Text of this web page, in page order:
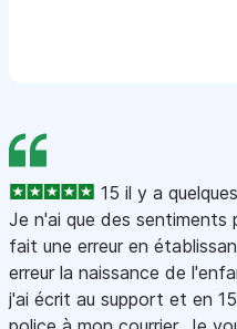
15 il y a
Je n'ai que des sentiments
fait une erreur en
erreur la naissance de
j'ai écrit au support et en